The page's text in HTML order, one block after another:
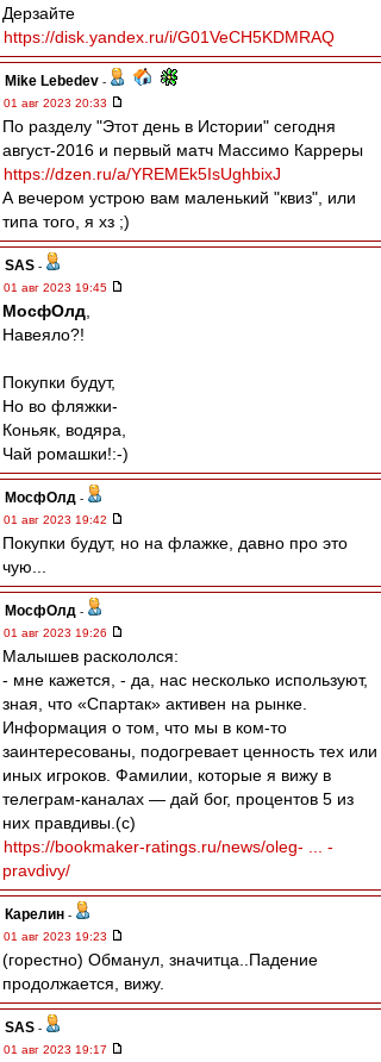
Дерзайте
https://disk.yandex.ru/i/G01VeCH5KDMRAQ
Mike Lebedev -
01 авг 2023 20:33
По разделу "Этот день в Истории" сегодня
август-2016 и первый матч Массимо Карреры
https://dzen.ru/a/YREMEk5IsUghbixJ
А вечером устрою вам маленький "квиз", или
типа того, я хз ;)
SAS -
01 авг 2023 19:45
МосфОлд
Навеяло?!
Покупки будут,
Но во фляжки-
Коньяк, водяра,
Чай ромашки!:-)
МосфОлд -
01 авг 2023 19:42
Покупки будут, но на флажке, давно про это
чую...
МосфОлд -
01 авг 2023 19:26
Малышев раскололся:
- мне кажется, - да, нас несколько используют,
зная, что «Спартак» активен на рынке.
Информация о том, что мы в ком-то
заинтересованы, подогревает ценность тех или
иных игроков. Фамилии, которые я вижу в
телеграм-каналах — дай бог, процентов 5 из
них правдивы.(с)
https://bookmaker-ratings.ru/news/oleg- ... -
pravdivy/
Карелин -
01 авг 2023 19:23
(горестно) Обманул, значитца..Падение
продолжается, вижу.
SAS -
01 авг 2023 19:17